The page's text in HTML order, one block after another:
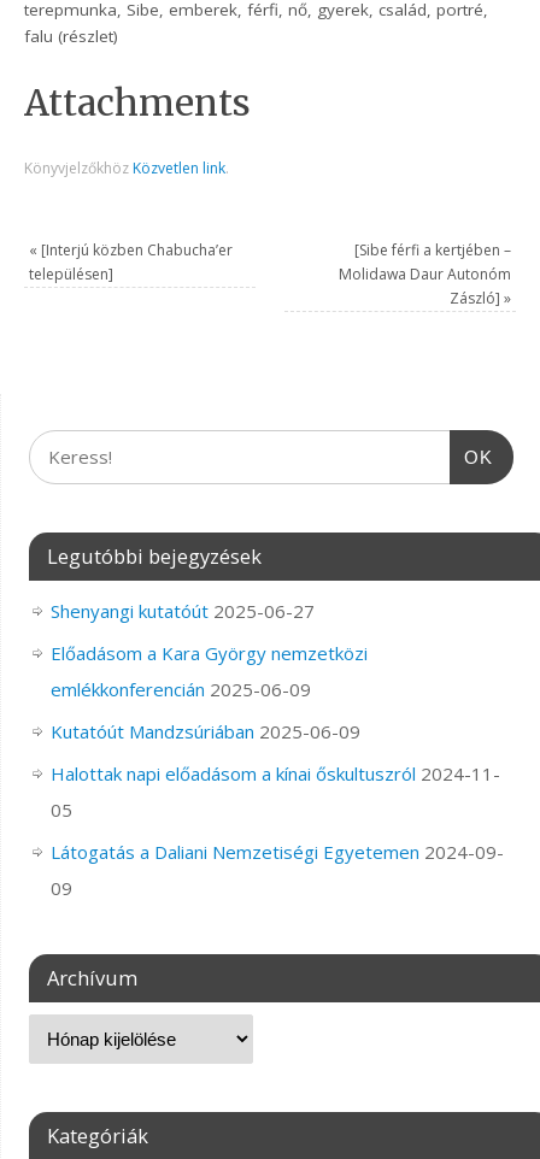
terepmunka, Sibe, emberek, férfi, nő, gyerek, család, portré,
falu (részlet)
Attachments
Könyvjelzőkhöz Közvetlen link.
« [Interjú közben Chabucha’er
településen]
[Sibe férfi a kertjében –
Molidawa Daur Autonóm
Zászló] »
OK
Legutóbbi bejegyzések
Shenyangi kutatóút 2025-06-27
Előadásom a Kara György nemzetközi
emlékkonferencián 2025-06-09
Kutatóút Mandzsúriában 2025-06-09
Halottak napi előadásom a kínai őskultuszról 2024-11-
05
Látogatás a Daliani Nemzetiségi Egyetemen 2024-09-
09
Archívum
Kategóriák